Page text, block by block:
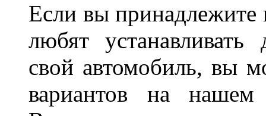
Если вы принадлежите
любят устанавливать
свой автомобиль, вы
вариантов на